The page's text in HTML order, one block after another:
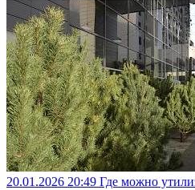
20.01.2026 20:49 Где можно